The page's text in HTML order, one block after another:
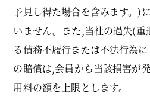
予見し得た場合を含みます。)
いません。また,当社の過失(重
る債務不履行または不法行為
の賠償は,会員から当該損害が
用料の額を上限とします。